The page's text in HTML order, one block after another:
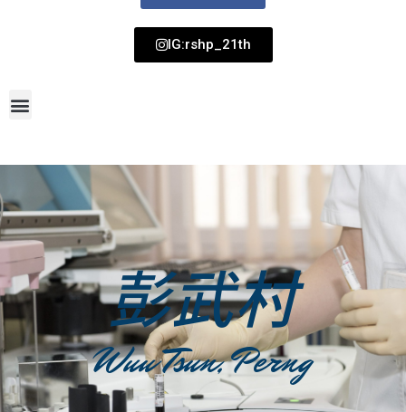
IG:rshp_21th
彭武村
Wuu Tsun, Perng